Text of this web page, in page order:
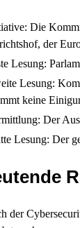
: Die
der
Lesung:
Lesung:
keine
: Der
Lesung: Der
der